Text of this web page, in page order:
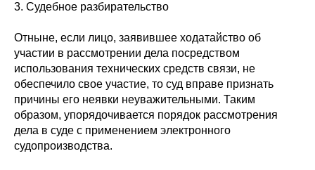
3. Судебное разбирательство
Отныне, если лицо, заявившее ходатайство об
участии в рассмотрении дела посредством
использования технических средств связи, не
обеспечило свое участие, то суд вправе признать
причины его неявки неуважительными. Таким
образом, упорядочивается порядок рассмотрения
дела в суде с применением электронного
судопроизводства.